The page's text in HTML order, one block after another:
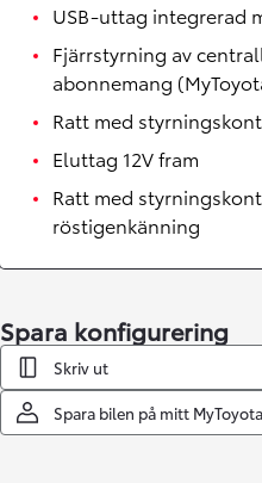
USB-uttag integrerad
Fjärrstyrning av
abonnemang
Ratt med
Eluttag 12V fram
Ratt med
röstigenkänning
Spara konfigurering
Skriv ut
Spara bilen på mitt